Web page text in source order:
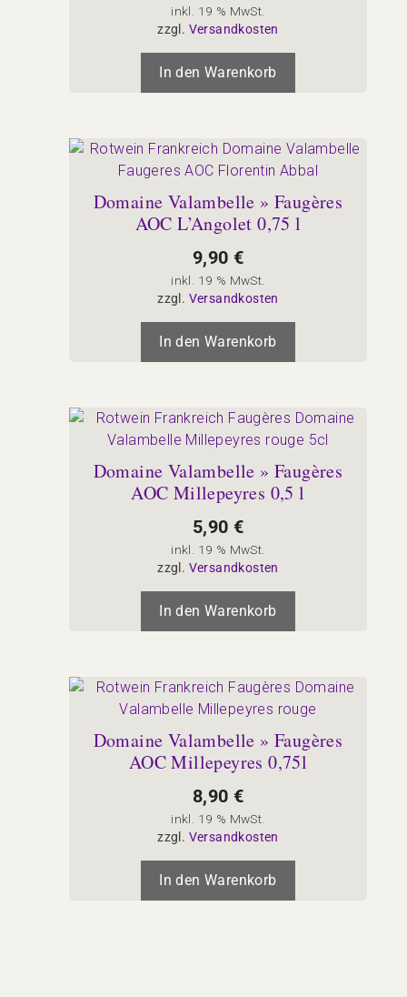
inkl. 19 % MwSt.
zzgl. Versandkosten
In den Warenkorb
Domaine Valambelle » Faugères
AOC L’Angolet 0,75 l
9,90 €
inkl. 19 % MwSt.
zzgl. Versandkosten
In den Warenkorb
Domaine Valambelle » Faugères
AOC Millepeyres 0,5 l
5,90 €
inkl. 19 % MwSt.
zzgl. Versandkosten
In den Warenkorb
Domaine Valambelle » Faugères
AOC Millepeyres 0,75l
8,90 €
inkl. 19 % MwSt.
zzgl. Versandkosten
In den Warenkorb